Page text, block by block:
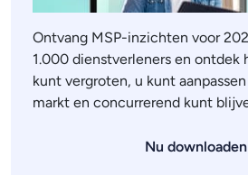
Ontvang MSP-inzichten voor
1.000 dienstverleners en ontdek
kunt vergroten, u kunt
markt en concurrerend kunt
Nu downloaden